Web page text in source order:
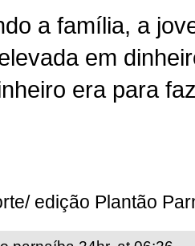
a família, a
em
era para
edição Plantão